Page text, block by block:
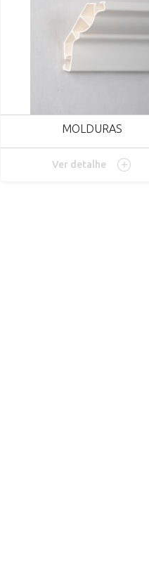
MOLDURAS
Ver detalhe